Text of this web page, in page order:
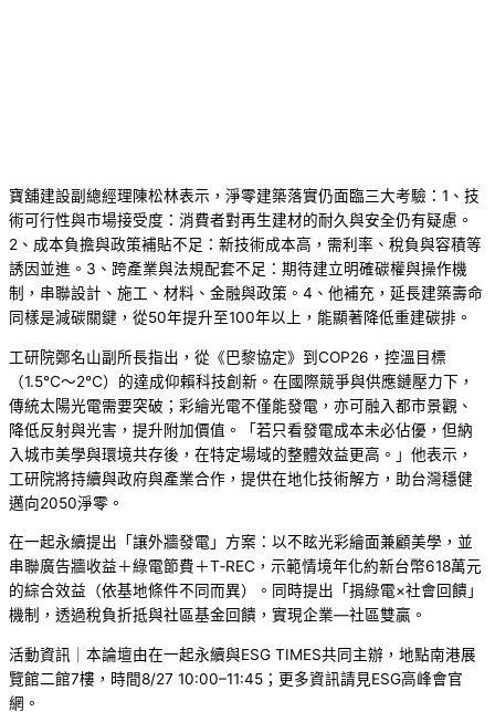
寶舖建設副總經理陳松林表示，淨零建築落實仍面臨三大考驗：1、技
術可行性與市場接受度：消費者對再生建材的耐久與安全仍有疑慮。
2、成本負擔與政策補貼不足：新技術成本高，需利率、稅負與容積等
誘因並進。3、跨產業與法規配套不足：期待建立明確碳權與操作機
制，串聯設計、施工、材料、金融與政策。4、他補充，延長建築壽命
同樣是減碳關鍵，從50年提升至100年以上，能顯著降低重建碳排。
工研院鄭名山副所長指出，從《巴黎協定》到COP26，控溫目標
（1.5℃～2℃）的達成仰賴科技創新。在國際競爭與供應鏈壓力下，
傳統太陽光電需要突破；彩繪光電不僅能發電，亦可融入都市景觀、
降低反射與光害，提升附加價值。「若只看發電成本未必佔優，但納
入城市美學與環境共存後，在特定場域的整體效益更高。」他表示，
工研院將持續與政府與產業合作，提供在地化技術解方，助台灣穩健
邁向2050淨零。
在一起永續提出「讓外牆發電」方案：以不眩光彩繪面兼顧美學，並
串聯廣告牆收益＋綠電節費＋T‑REC，示範情境年化約新台幣618萬元
的綜合效益（依基地條件不同而異）。同時提出「捐綠電×社會回饋」
機制，透過稅負折抵與社區基金回饋，實現企業—社區雙贏。
活動資訊｜本論壇由在一起永續與ESG TIMES共同主辦，地點南港展
覽館二館7樓，時間8/27 10:00–11:45；更多資訊請見ESG高峰會官
網。